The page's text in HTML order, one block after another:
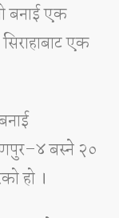
बनाई एक
एक
बस्ने २०
हो ।